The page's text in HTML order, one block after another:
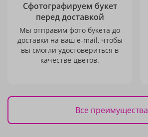
Сфотографируем букет
перед доставкой
Мы отправим фото букета до
доставки на ваш e-mail, чтобы
вы смогли удостовериться в
качестве цветов.
Все преимущества